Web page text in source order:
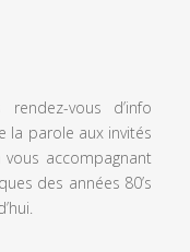
rendez-vous d’info
la parole aux invités
accompagnant
des années 80’s